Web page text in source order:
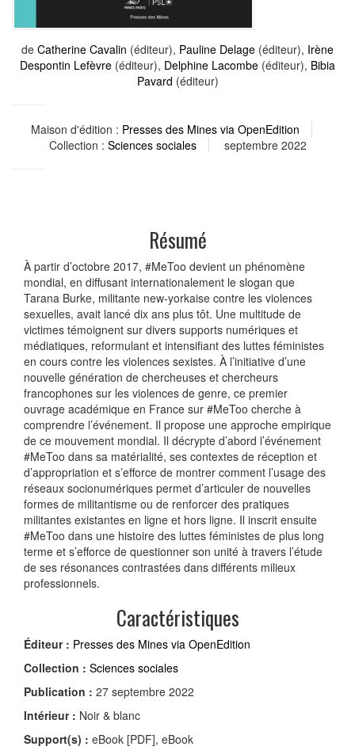
de Catherine Cavalin (éditeur), Pauline Delage (éditeur), Irène
Despontin Lefèvre (éditeur), Delphine Lacombe (éditeur), Bibia
Pavard (éditeur)
Maison d'édition : Presses des Mines via OpenEdition
Collection : Sciences sociales septembre 2022
Résumé
À partir d’octobre 2017, #MeToo devient un phénomène
mondial, en diffusant internationalement le slogan que
Tarana Burke, militante new-yorkaise contre les violences
sexuelles, avait lancé dix ans plus tôt. Une multitude de
victimes témoignent sur divers supports numériques et
médiatiques, reformulant et intensifiant des luttes féministes
en cours contre les violences sexistes. À l’initiative d’une
nouvelle génération de chercheuses et chercheurs
francophones sur les violences de genre, ce premier
ouvrage académique en France sur #MeToo cherche à
comprendre l’événement. Il propose une approche empirique
de ce mouvement mondial. Il décrypte d’abord l’événement
#MeToo dans sa matérialité, ses contextes de réception et
d’appropriation et s’efforce de montrer comment l’usage des
réseaux socionumériques permet d’articuler de nouvelles
formes de militantisme ou de renforcer des pratiques
militantes existantes en ligne et hors ligne. Il inscrit ensuite
#MeToo dans une histoire des luttes féministes de plus long
terme et s’efforce de questionner son unité à travers l’étude
de ses résonances contrastées dans différents milieux
professionnels.
Caractéristiques
Éditeur : Presses des Mines via OpenEdition
Collection : Sciences sociales
Publication : 27 septembre 2022
Intérieur : Noir & blanc
Support(s) : eBook [PDF], eBook